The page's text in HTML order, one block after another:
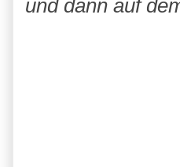
und dann auf